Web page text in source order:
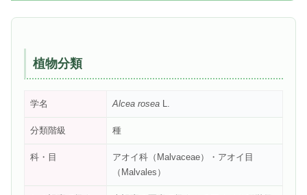
植物分類
学名 Alcea rosea L.
分類階級 種
科・目
アオイ科（Malvaceae）・アオイ目
（Malvales）